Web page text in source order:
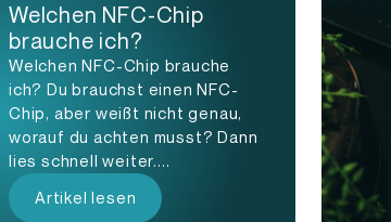
Welchen NFC-Chip
brauche ich?
Welchen NFC-Chip brauche
ich? Du brauchst einen NFC-
Chip, aber weißt nicht genau,
worauf du achten musst? Dann
lies schnell weiter....
Artikel lesen